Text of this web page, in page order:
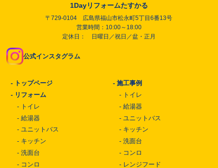
1Dayリフォームたすかる
〒729-0104 広島県福山市松永町5丁目6番13号
営業時間：10:00～18:00
定休日： 日曜日／祝日／盆・正月
公式インスタグラム
- トップページ
- リフォーム
- トイレ
- 給湯器
- ユニットバス
- キッチン
- 洗面台
- コンロ
-施工事例
- トイレ
-給湯器
- ユニットバス
- キッチン
-洗面台
- コンロ
- レンジフード